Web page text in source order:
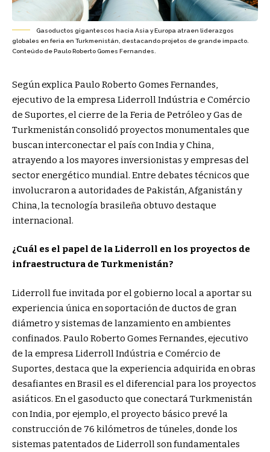
Gasoductos gigantescos hacia Asia y Europa atraen liderazgos
globales en feria en Turkmenistán, destacando projetos de grande impacto.
Conteúdo de Paulo Roberto Gomes Fernandes.
Según explica Paulo Roberto Gomes Fernandes,
ejecutivo de la empresa Liderroll Indústria e Comércio
de Suportes, el cierre de la Feria de Petróleo y Gas de
Turkmenistán consolidó proyectos monumentales que
buscan interconectar el país con India y China,
atrayendo a los mayores inversionistas y empresas del
sector energético mundial. Entre debates técnicos que
involucraron a autoridades de Pakistán, Afganistán y
China, la tecnología brasileña obtuvo destaque
internacional.
¿Cuál es el papel de la Liderroll en los proyectos de
infraestructura de Turkmenistán?
Liderroll fue invitada por el gobierno local a aportar su
experiencia única en soportación de ductos de gran
diámetro y sistemas de lanzamiento en ambientes
confinados. Paulo Roberto Gomes Fernandes, ejecutivo
de la empresa Liderroll Indústria e Comércio de
Suportes, destaca que la experiencia adquirida en obras
desafiantes en Brasil es el diferencial para los proyectos
asiáticos. En el gasoducto que conectará Turkmenistán
con India, por ejemplo, el proyecto básico prevé la
construcción de 76 kilómetros de túneles, donde los
sistemas patentados de Liderroll son fundamentales